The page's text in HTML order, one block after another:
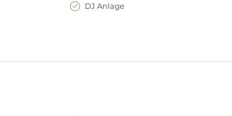
DJ Anlage